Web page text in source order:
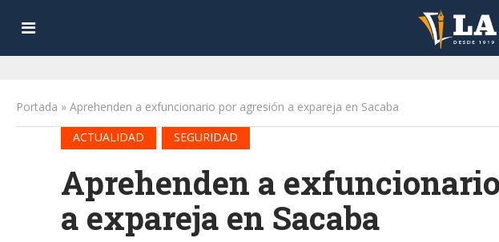
Portada » Aprehenden a exfuncionario por agresión a expareja en Sacaba
ACTUALIDAD
SEGURIDAD
Aprehenden a
a expareja en Sacaba